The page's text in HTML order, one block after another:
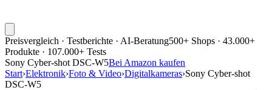
Preisvergleich · Testberichte · AI-Beratung500+ Shops · 43.000+
Produkte · 107.000+ Tests
Sony Cyber-shot DSC-W5Bei Amazon kaufen
Start›Elektronik›Foto & Video›Digitalkameras›Sony Cyber-shot
DSC-W5